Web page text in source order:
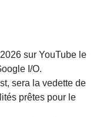
sur YouTube le
I/O.
sera la vedette de
prêtes pour le